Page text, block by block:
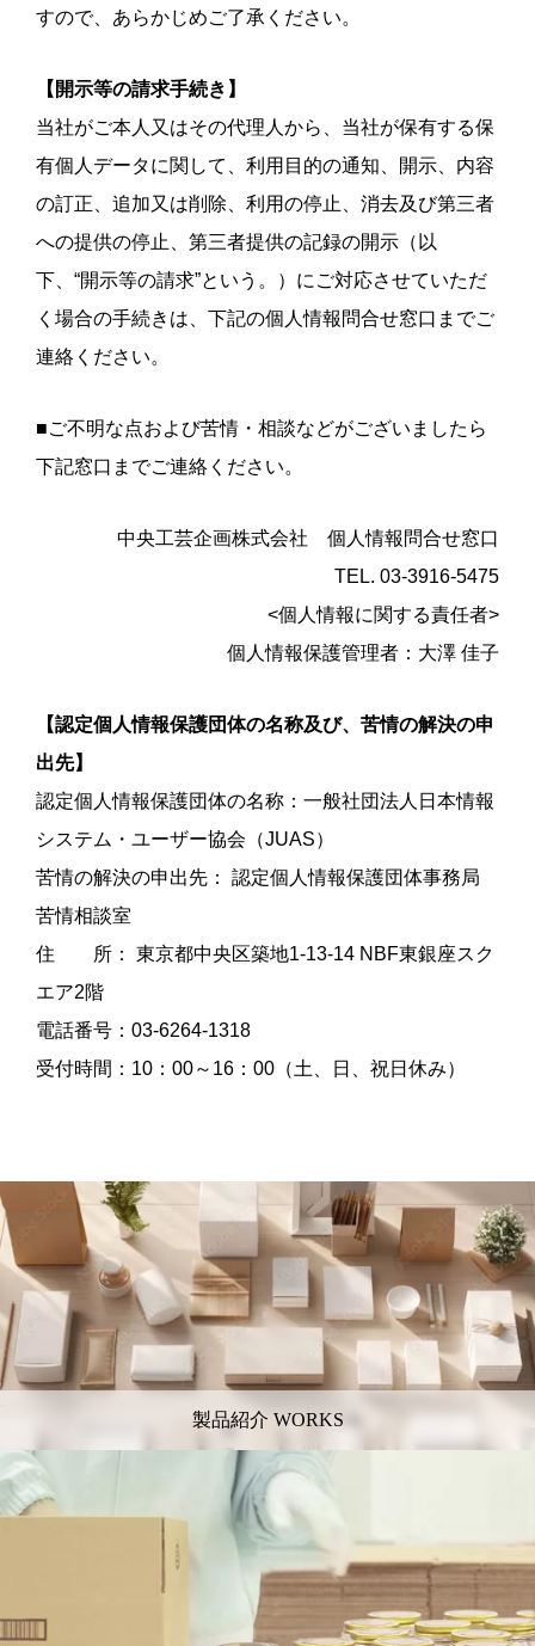
すので、あらかじめご了承ください。
【開示等の請求手続き】
当社がご本人又はその代理人から、当社が保有する保
有個人データに関して、利用目的の通知、開示、内容
の訂正、追加又は削除、利用の停止、消去及び第三者
への提供の停止、第三者提供の記録の開示（以
下、“開示等の請求”という。）にご対応させていただ
く場合の手続きは、下記の個人情報問合せ窓口までご
連絡ください。
■ご不明な点および苦情・相談などがございましたら
下記窓口までご連絡ください。
中央工芸企画株式会社 個人情報問合せ窓口
TEL. 03-3916-5475
<個人情報に関する責任者>
個人情報保護管理者：大澤 佳子
【認定個人情報保護団体の名称及び、苦情の解決の申
出先】
認定個人情報保護団体の名称：一般社団法人日本情報
システム・ユーザー協会（JUAS）
苦情の解決の申出先：
認定個人情報保護団体事務局
苦情相談室
住 所： 東京都中央区築地1-13-14 NBF東銀座スク
エア2階
電話番号：03-6264-1318
受付時間：10：00～16：00（土、日、祝日休み）
製品紹介 WORKS